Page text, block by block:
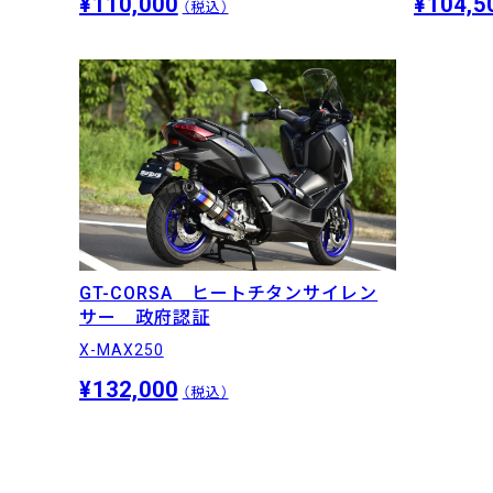
（税込）
GT-CORSA ヒートチタンサイレン
サー 政府認証
X-MAX250
¥132,000 （税込）